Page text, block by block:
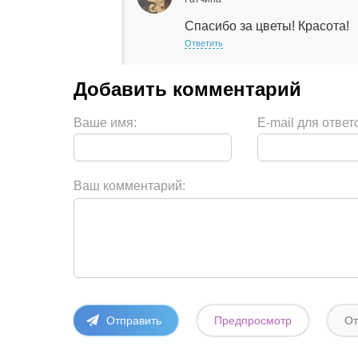
Спасибо за цветы! Красота!
Ответить
Ваше имя: E-mail для
Ваш комментарий: